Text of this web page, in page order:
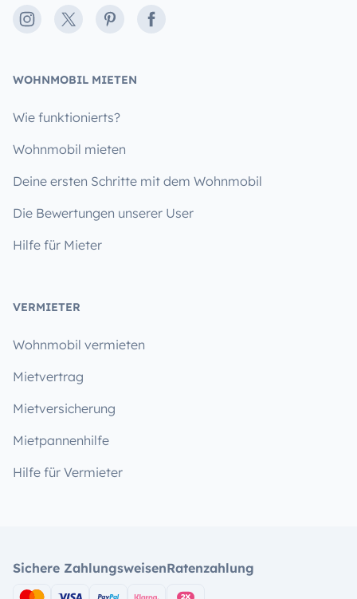
Instagram
X PinterestFacebook
WOHNMOBIL MIETEN
Wie funktionierts?
Wohnmobil mieten
Deine ersten Schritte mit dem Wohnmobil
Die Bewertungen unserer User
Hilfe für Mieter
VERMIETER
Wohnmobil vermieten
Mietvertrag
Mietversicherung
Mietpannenhilfe
Hilfe für Vermieter
Sichere ZahlungsweisenRatenzahlung